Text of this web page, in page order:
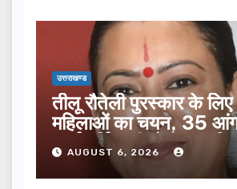
उत्तराखण्ड
तीलू रौतेली पुरस्कार के
महिलाओं का चयन, 35
कार्यकर्तियां भी होंगी
AUGUST 6, 2026